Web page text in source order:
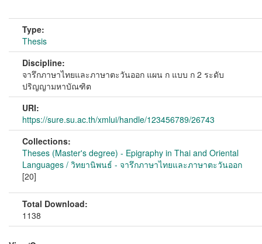
Type:
Thesis
Discipline:
จารึกภาษาไทยและภาษาตะวันออก แผน ก แบบ ก 2 ระดับ
ปริญญามหาบัณฑิต
URI:
https://sure.su.ac.th/xmlui/handle/123456789/26743
Collections:
Theses (Master's degree) - Epigraphy in Thai and Oriental
Languages / วิทยานิพนธ์ - จารึกภาษาไทยและภาษาตะวันออก
[20]
Total Download:
1138